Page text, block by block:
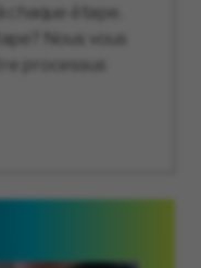
étape.
Nous vous
processus